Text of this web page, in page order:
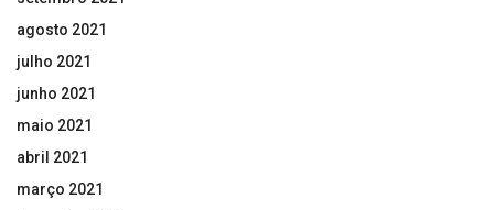
agosto 2021
julho 2021
junho 2021
maio 2021
abril 2021
março 2021